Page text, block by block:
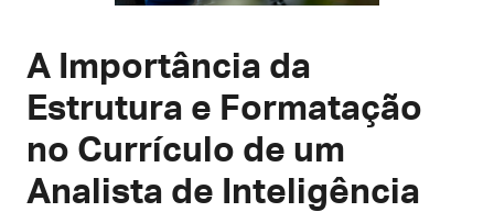
A Importância da
Estrutura e Formatação
no Currículo de um
Analista de Inteligência